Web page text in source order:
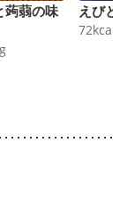
蒟蒻の味
えびと
72kcal